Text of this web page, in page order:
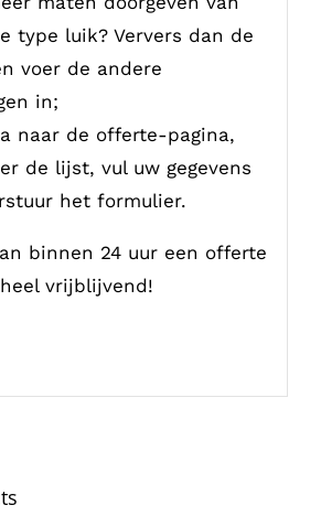
type luik? Ververs dan de
voer de andere
in;
naar de offerte-pagina,
de lijst, vul uw gegevens
het formulier.
binnen 24 uur een offerte
vrijblijvend!